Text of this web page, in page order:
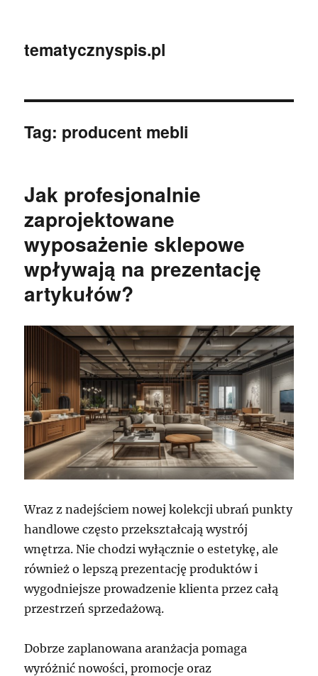
tematycznyspis.pl
Tag: producent mebli
Jak profesjonalnie
zaprojektowane
wyposażenie sklepowe
wpływają na prezentację
artykułów?
Wraz z nadejściem nowej kolekcji ubrań punkty
handlowe często przekształcają wystrój
wnętrza. Nie chodzi wyłącznie o estetykę, ale
również o lepszą prezentację produktów i
wygodniejsze prowadzenie klienta przez całą
przestrzeń sprzedażową.
Dobrze zaplanowana aranżacja pomaga
wyróżnić nowości, promocje oraz